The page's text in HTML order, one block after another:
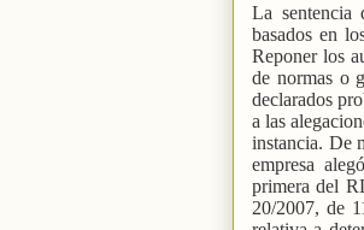
La sentencia
basados en
Reponer los
de normas o
declarados
a las
instancia. De
empresa
primera del
20/2007, de